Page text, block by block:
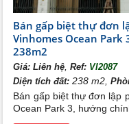
Bán gấp biệt thự đơn
Vinhomes Ocean
238m2
Giá:Liên hệ ,Ref: VI2087
Diện tích đất: 238 m2,
Bán gấp biệt thự đơn lập
Ocean Park 3, hướng